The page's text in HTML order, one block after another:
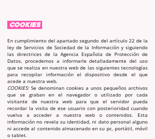
COOKIES
En cumplimiento del apartado segundo del artículo 22 de la
ley de Servicios de Sociedad de la Información y siguiendo
las directrices de la Agencia Española de Protección de
Datos, procedemos a informarle detalladamente del uso
que se realiza en nuestra web de las siguientes tecnologías
para recopilar información el dispositivo desde el que
acede a nuestra web.
COOKIES: Se denominan cookies a unos pequeños archivos
que se graban en el navegador o utilizado por cada
visitante de nuestra web para que el servidor pueda
recordar la visita de ese usuario con posterioridad cuando
vuelva a acceder a nuestra web o contenidos. Esta
información no revela su identidad, ni dato personal alguno
ni accede al contenido almacenado en su pc, portátil, móvil
o tablet.